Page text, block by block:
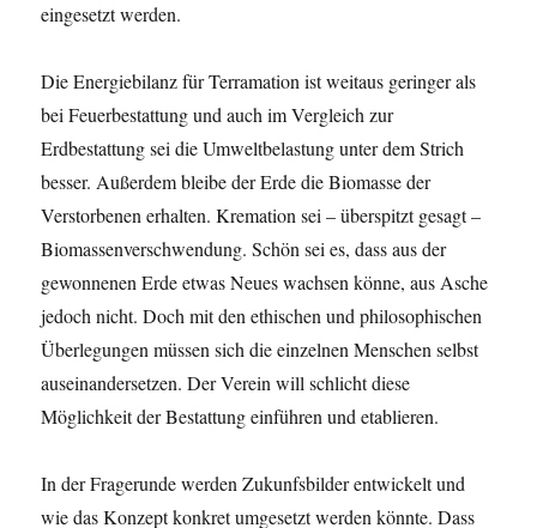
eingesetzt werden.
Die Energiebilanz für Terramation ist weitaus geringer als
bei Feuerbestattung und auch im Vergleich zur
Erdbestattung sei die Umweltbelastung unter dem Strich
besser. Außerdem bleibe der Erde die Biomasse der
Verstorbenen erhalten. Kremation sei – überspitzt gesagt –
Biomassenverschwendung. Schön sei es, dass aus der
gewonnenen Erde etwas Neues wachsen könne, aus Asche
jedoch nicht. Doch mit den ethischen und philosophischen
Überlegungen müssen sich die einzelnen Menschen selbst
auseinandersetzen. Der Verein will schlicht diese
Möglichkeit der Bestattung einführen und etablieren.
In der Fragerunde werden Zukunfsbilder entwickelt und
wie das Konzept konkret umgesetzt werden könnte. Dass